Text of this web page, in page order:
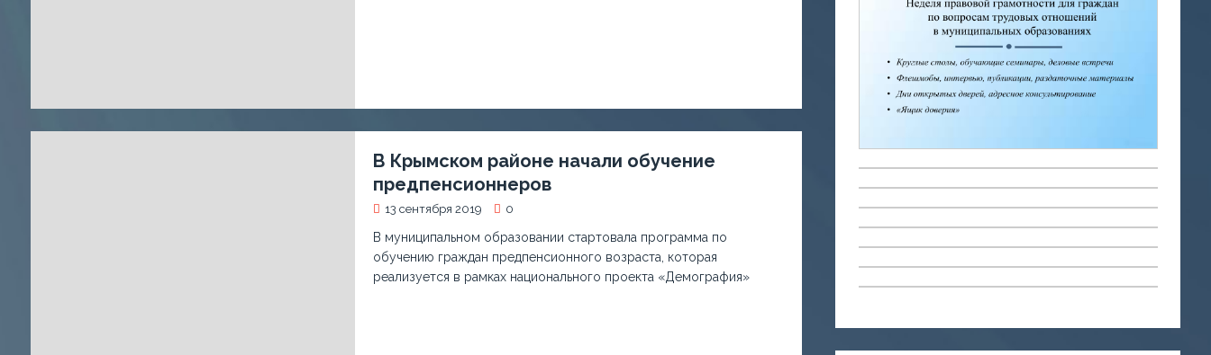
В Крымском районе начали обучение
предпенсионнеров
13 сентября 2019 0
В муниципальном образовании стартовала программа по
обучению граждан предпенсионного возраста, которая
реализуется в рамках национального проекта «Демография»